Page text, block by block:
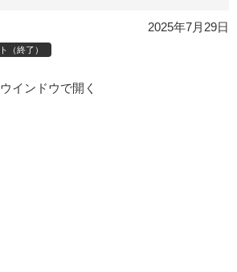
2025年7月29日
（終了）
インドウで開く